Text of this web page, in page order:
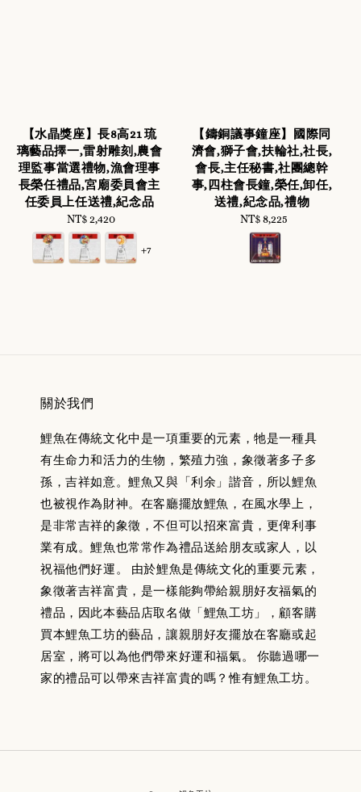
【水晶獎座】長8高21 琉
璃藝品擇一,雷射雕刻,農會
理監事當選禮物,漁會理事
長榮任禮品,宮廟委員會主
任委員上任送禮,紀念品
Regular
price
NT$ 2,420
+7
【鑄銅議事鐘座】國際同
濟會,獅子會,扶輪社,社長,
會長,主任秘書,社團總幹
事,四柱會長鐘,榮任,卸任,
送禮,紀念品,禮物
Regular
price
NT$ 8,225
關於我們
鯉魚在傳統文化中是一項重要的元素，牠是一種具
有生命力和活力的生物，繁殖力強，象徵著多子多
孫，吉祥如意。鯉魚又與「利余」諧音，所以鯉魚
也被視作為財神。在客廳擺放鯉魚，在風水學上，
是非常吉祥的象徵，不但可以招來富貴，更俾利事
業有成。鯉魚也常常作為禮品送給朋友或家人，以
祝福他們好運。 由於鯉魚是傳統文化的重要元素，
象徵著吉祥富貴，是一樣能夠帶給親朋好友福氣的
禮品，因此本藝品店取名做「鯉魚工坊」，顧客購
買本鯉魚工坊的藝品，讓親朋好友擺放在客廳或起
居室，將可以為他們帶來好運和福氣。 你聽過哪一
家的禮品可以帶來吉祥富貴的嗎？惟有鯉魚工坊。